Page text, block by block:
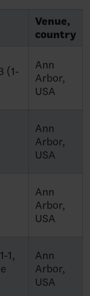
Venue,
country
(1-
Ann
Arbor,
USA
Ann
Arbor,
USA
Ann
Arbor,
USA
1,
Ann
Arbor,
USA